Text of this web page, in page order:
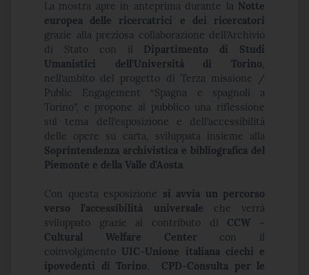
La mostra apre in anteprima durante la Notte
europea delle ricercatrici e dei ricercatori
grazie alla preziosa collaborazione dell’Archivio
di Stato con il Dipartimento di Studi
Umanistici dell’Università di Torino,
nell’ambito del progetto di Terza missione /
Public Engagement “Spagna e spagnoli a
Torino”, e propone al pubblico una riflessione
sul tema dell’esposizione e dell’accessibilità
delle opere su carta, sviluppata insieme alla
Soprintendenza archivistica e bibliografica del
Piemonte e della Valle d’Aosta.
Con questa esposizione si avvia un percorso
verso l’accessibilità universale che verrà
sviluppato grazie al contributo di CCW –
Cultural Welfare Center con il
coinvolgimento UIC-Unione italiana ciechi e
ipovedenti di Torino, CPD-Consulta per le